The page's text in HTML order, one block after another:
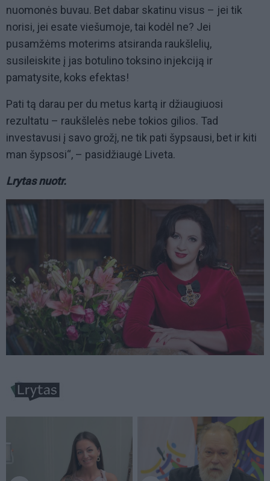
nuomonės buvau. Bet dabar skatinu visus – jei tik
norisi, jei esate viešumoje, tai kodėl ne? Jei
pusamžėms moterims atsiranda raukšlelių,
susileiskite į jas botulino toksino injekciją ir
pamatysite, koks efektas!
Pati tą darau per du metus kartą ir džiaugiuosi
rezultatu – raukšlelės nebe tokios gilios. Tad
investavusi į savo grožį, ne tik pati šypsausi, bet ir kiti
man šypsosi“, – pasidžiaugė Liveta.
Lrytas nuotr.